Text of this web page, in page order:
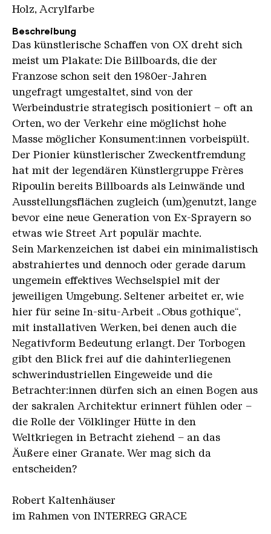
Holz, Acrylfarbe
Beschreibung
Das künstlerische Schaffen von OX dreht sich
meist um Plakate: Die Billboards, die der
Franzose schon seit den 1980er-Jahren
ungefragt umgestaltet, sind von der
Werbeindustrie strategisch positioniert – oft an
Orten, wo der Verkehr eine möglichst hohe
Masse möglicher Konsument:innen vorbeispült.
Der Pionier künstlerischer Zweckentfremdung
hat mit der legendären Künstlergruppe Frères
Ripoulin bereits Billboards als Leinwände und
Ausstellungsflächen zugleich (um)genutzt, lange
bevor eine neue Generation von Ex-Sprayern so
etwas wie Street Art populär machte.
Sein Markenzeichen ist dabei ein minimalistisch
abstrahiertes und dennoch oder gerade darum
ungemein effektives Wechselspiel mit der
jeweiligen Umgebung. Seltener arbeitet er, wie
hier für seine In-situ-Arbeit „Obus gothique“,
mit installativen Werken, bei denen auch die
Negativform Bedeutung erlangt. Der Torbogen
gibt den Blick frei auf die dahinterliegenen
schwerindustriellen Eingeweide und die
Betrachter:innen dürfen sich an einen Bogen aus
der sakralen Architektur erinnert fühlen oder –
die Rolle der Völklinger Hütte in den
Weltkriegen in Betracht ziehend – an das
Äußere einer Granate. Wer mag sich da
entscheiden?
Robert Kaltenhäuser
im Rahmen von INTERREG GRACE